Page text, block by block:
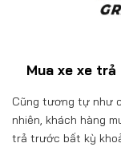
Mua xe xe
Cũng tương tự như
nhiên, khách hàng
trả trước bất kỳ